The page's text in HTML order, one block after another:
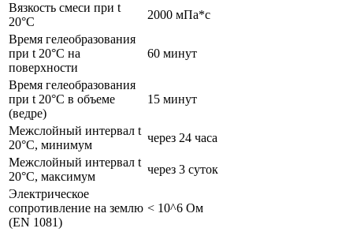
Вязкость смеси при t
20°С
2000 мПа*с
Время гелеобразования
при t 20°C на
поверхности
60 минут
Время гелеобразования
при t 20°C в объеме
(ведре)
15 минут
Межслойный интервал t
20°С, минимум
через 24 часа
Межслойный интервал t
20°С, максимум
через 3 суток
Электрическое
сопротивление на землю
(EN 1081)
< 10^6 Ом